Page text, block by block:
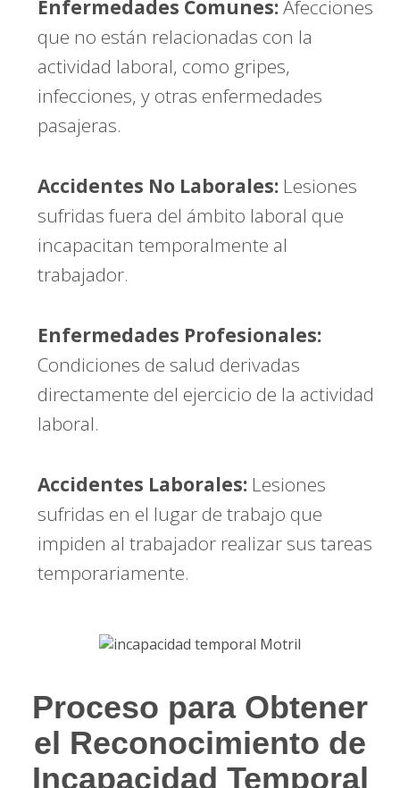
Enfermedades Comunes:Afecciones
que no están relacionadas con la
actividad laboral, como gripes,
infecciones, y otras enfermedades
pasajeras.
Accidentes No Laborales: Lesiones
sufridas fuera del ámbito laboral que
incapacitan temporalmente al
trabajador.
Enfermedades Profesionales:
Condiciones de salud derivadas
directamente del ejercicio de la actividad
laboral.
Accidentes Laborales: Lesiones
sufridas en el lugar de trabajo que
impiden al trabajador realizar sus tareas
temporariamente.
Proceso para Obtener
el Reconocimiento de
Incapacidad Temporal